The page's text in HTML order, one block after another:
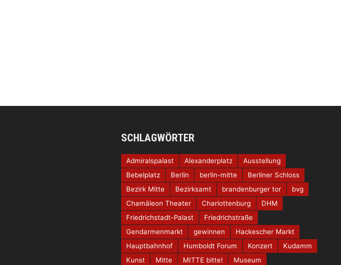
SCHLAGWÖRTER
Admiralspalast Alexanderplatz
Ausstellung
Bebelplatz
Berlin berlin-mitte
Berliner Schloss
Bezirk Mitte
Bezirksamt brandenburger tor
bvg
Chamäleon Theater
Charlottenburg
DHM
Friedrichstadt-Palast
Friedrichstraße
Gendarmenmarkt
gewinnen
Hackescher Markt
Hauptbahnhof
Humboldt Forum Konzert
Kudamm
Kunst
Mitte MITTE bitte!
Museum